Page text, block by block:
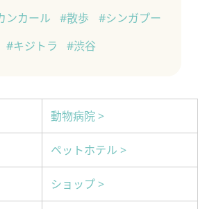
ンカール #散歩
#シンガプー
#キジトラ #渋谷
動物病院 >
ペットホテル >
ショップ >